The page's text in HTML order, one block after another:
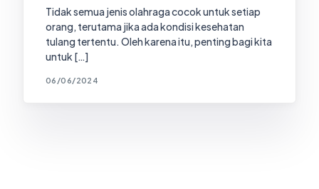
Tidak semua jenis olahraga cocok untuk setiap
orang, terutama jika ada kondisi kesehatan
tulang tertentu. Oleh karena itu, penting bagi kita
untuk […]
06/06/2024